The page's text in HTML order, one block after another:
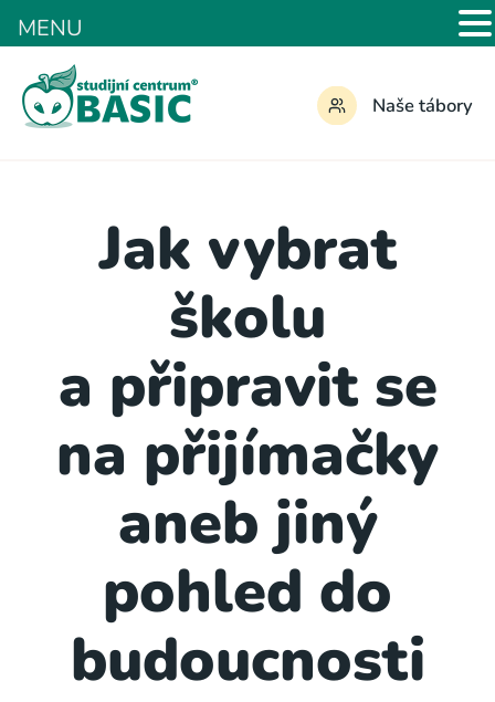
Naše tábory
Jak vybrat
školu
a připravit se
na přijímačky
aneb jiný
pohled do
budoucnosti
MENU